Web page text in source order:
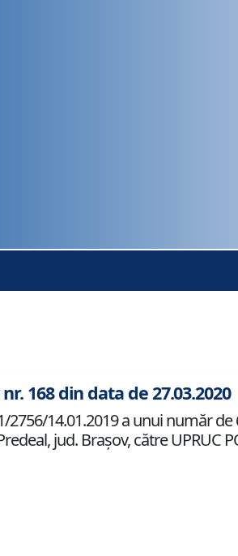
168 din data de 27.03.2020
14.01.2019 a unui număr
jud. Braşov, către UPRUC